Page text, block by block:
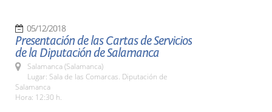
05/12/2018
Presentación de las Cartas de Servicios
de la Diputación de Salamanca
Salamanca (Salamanca)
Lugar: Sala de las Comarcas. Diputación de
Salamanca
Hora: 12:30 h.